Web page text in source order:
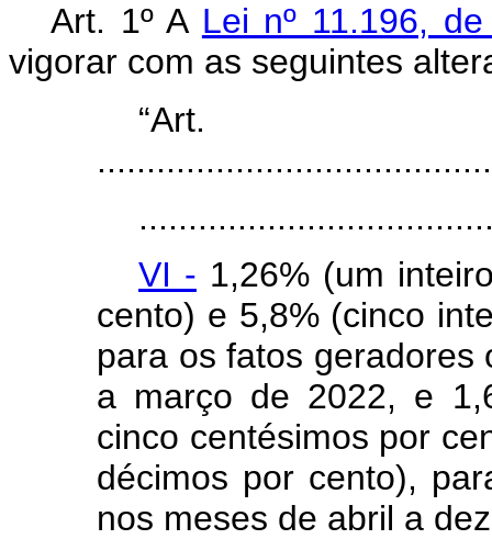
Art. 1º A Lei nº 11.196,
vigorar com as seguintes
VI - 1,26% (um
cento) e 5,8% (cinco
para os fatos geradores
a março de 2022, e
cinco centésimos por
décimos por cento),
nos meses de abril a